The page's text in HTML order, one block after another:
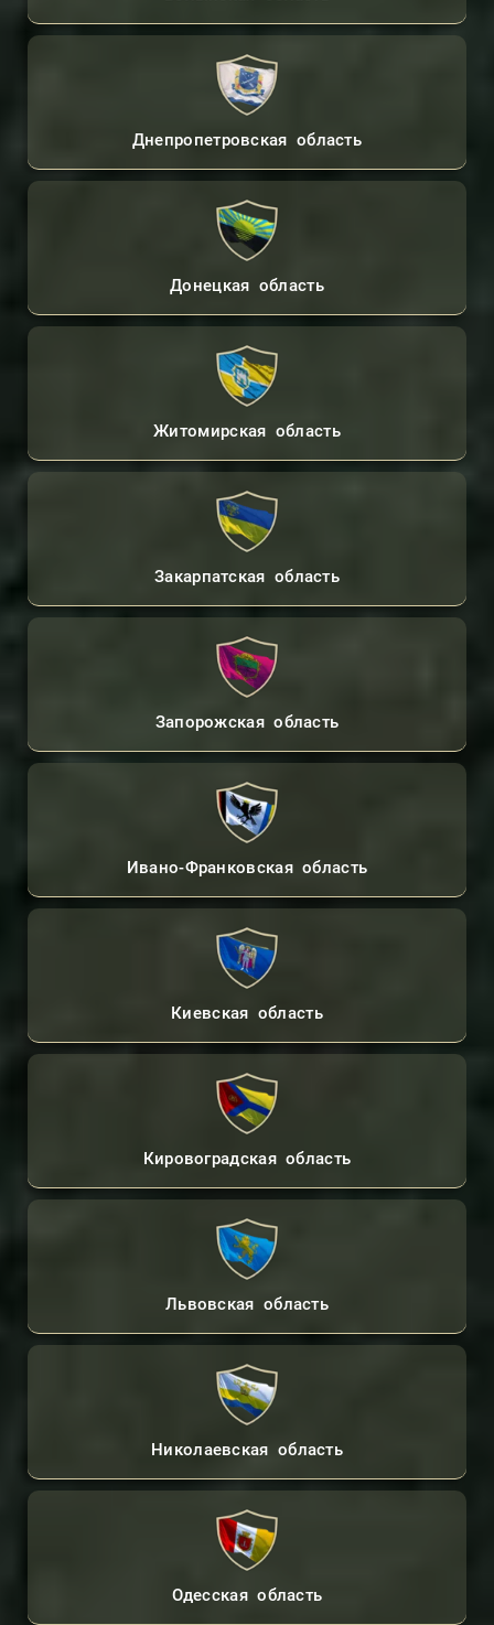
Днепропетровская область
Донецкая область
Житомирская область
Закарпатская область
Запорожская область
Ивано-Франковская область
Киевская область
Кировоградская область
Львовская область
Николаевская область
Одесская область